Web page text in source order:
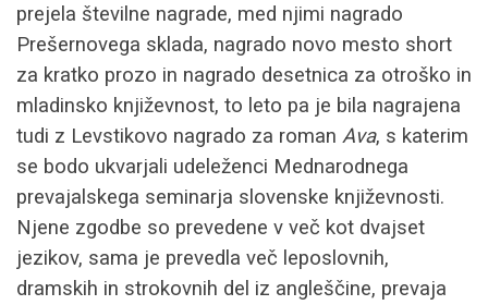
prejela številne nagrade, med njimi nagrado
Prešernovega sklada, nagrado novo mesto short
za kratko prozo in nagrado desetnica za otroško in
mladinsko književnost, to leto pa je bila nagrajena
tudi z Levstikovo nagrado za roman Ava, s katerim
se bodo ukvarjali udeleženci Mednarodnega
prevajalskega seminarja slovenske književnosti.
Njene zgodbe so prevedene v več kot dvajset
jezikov, sama je prevedla več leposlovnih,
dramskih in strokovnih del iz angleščine, prevaja